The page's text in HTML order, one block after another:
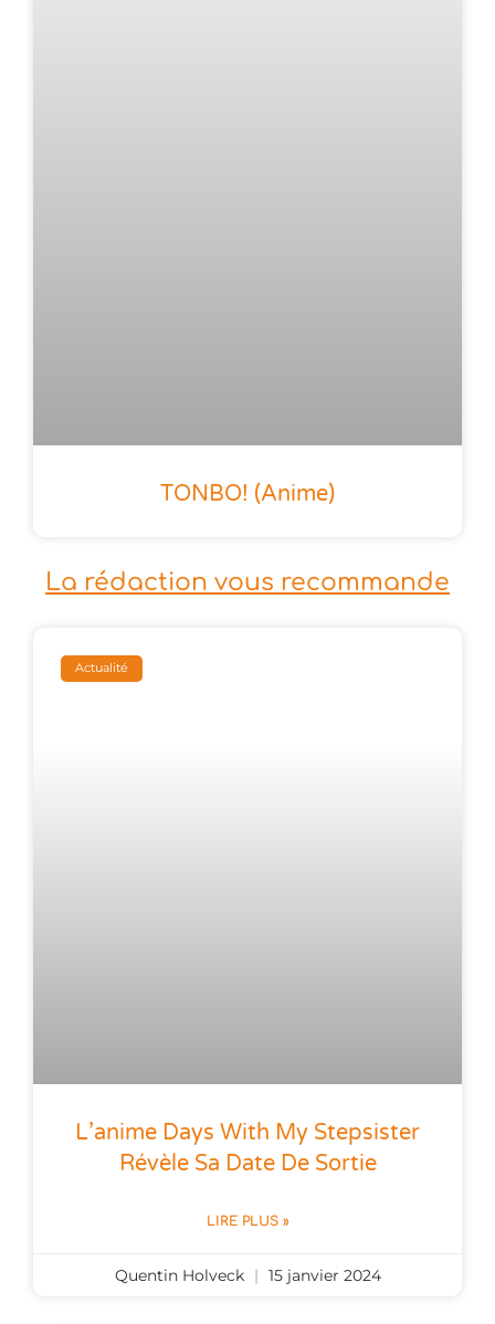
TONBO! (anime)
La rédaction vous recommande
Actualité
L’anime Days With My Stepsister
Révèle Sa Date De Sortie
LIRE PLUS »
Quentin Holveck 15 janvier 2024